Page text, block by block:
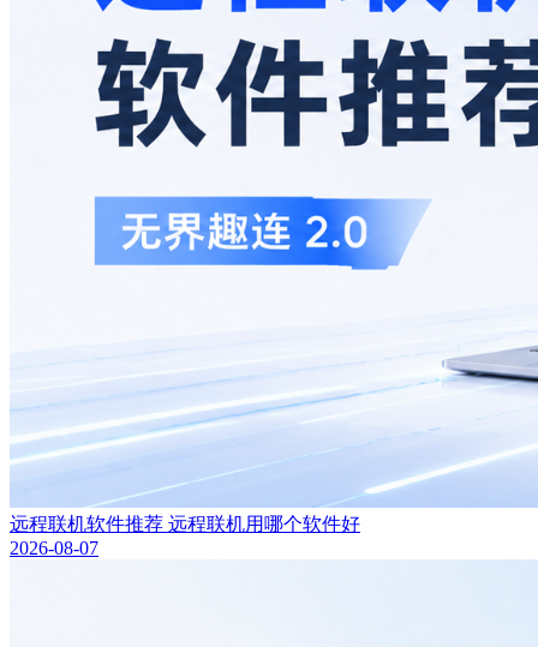
远程联机软件推荐 远程联机用哪个软件好
2026-08-07